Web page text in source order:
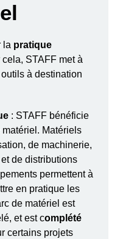
la pratique
cela, STAFF met à
à destination
: STAFF bénéficie
matériel. Matériels
de machinerie,
de distributions
permettent à
en pratique les
de matériel est
et est complété
certains projets